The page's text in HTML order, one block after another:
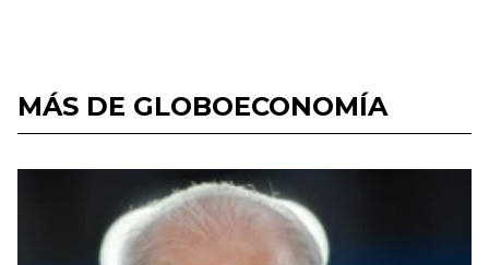
MÁS DE GLOBOECONOMÍA